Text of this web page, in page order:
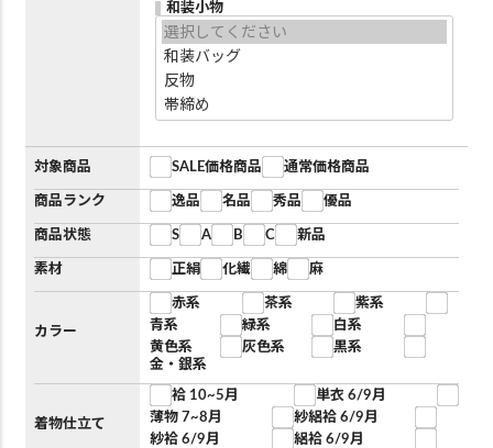
和装小物
対象商品 SALE価格商品 通常価格商品
商品ランク 逸品 名品 秀品 優品
商品状態 S A B C 新品
素材 正絹 化繊 綿 麻
カラー
赤系 茶系
紫系
青系
緑系
白系
黄色系
灰色系
黒系
金・銀系
着物仕立て
袷 10~5月
単衣 6/9月
薄物 7~8月
紗絽袷 6/9月
紗袷 6/9月
絽袷 6/9月